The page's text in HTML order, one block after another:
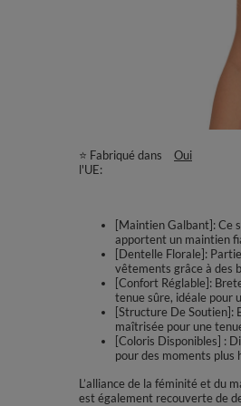
⭐ Fabriqué dans
l'UE
Oui
[Maintien Galbant]: Ce
apportent un maintien
[Dentelle Florale]:
vêtements grâce à des
[Confort Réglable]:
tenue sûre, idéale pour
[Structure De Soutien]:
maîtrisée pour une
[Coloris Disponibles] :
pour des moments plus
L’alliance de la féminité et du
est également recouverte de